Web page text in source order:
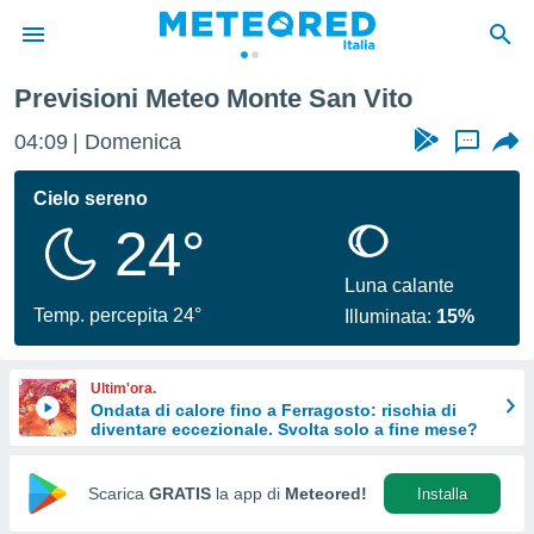
di
per
le
di
Web
Previsioni Meteo Monte San Vito
04:09 Domenica ...
Cielo sereno
24°
Temp. percepita 24°
Luna calante
Illuminata: 15%
Ultim'ora.
Ondata di calore fino a Ferragosto: rischia di
diventare eccezionale. Svolta solo a fine mese?
Scarica GRATIS la app di Meteored! Installa